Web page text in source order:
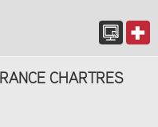
CHARTRES